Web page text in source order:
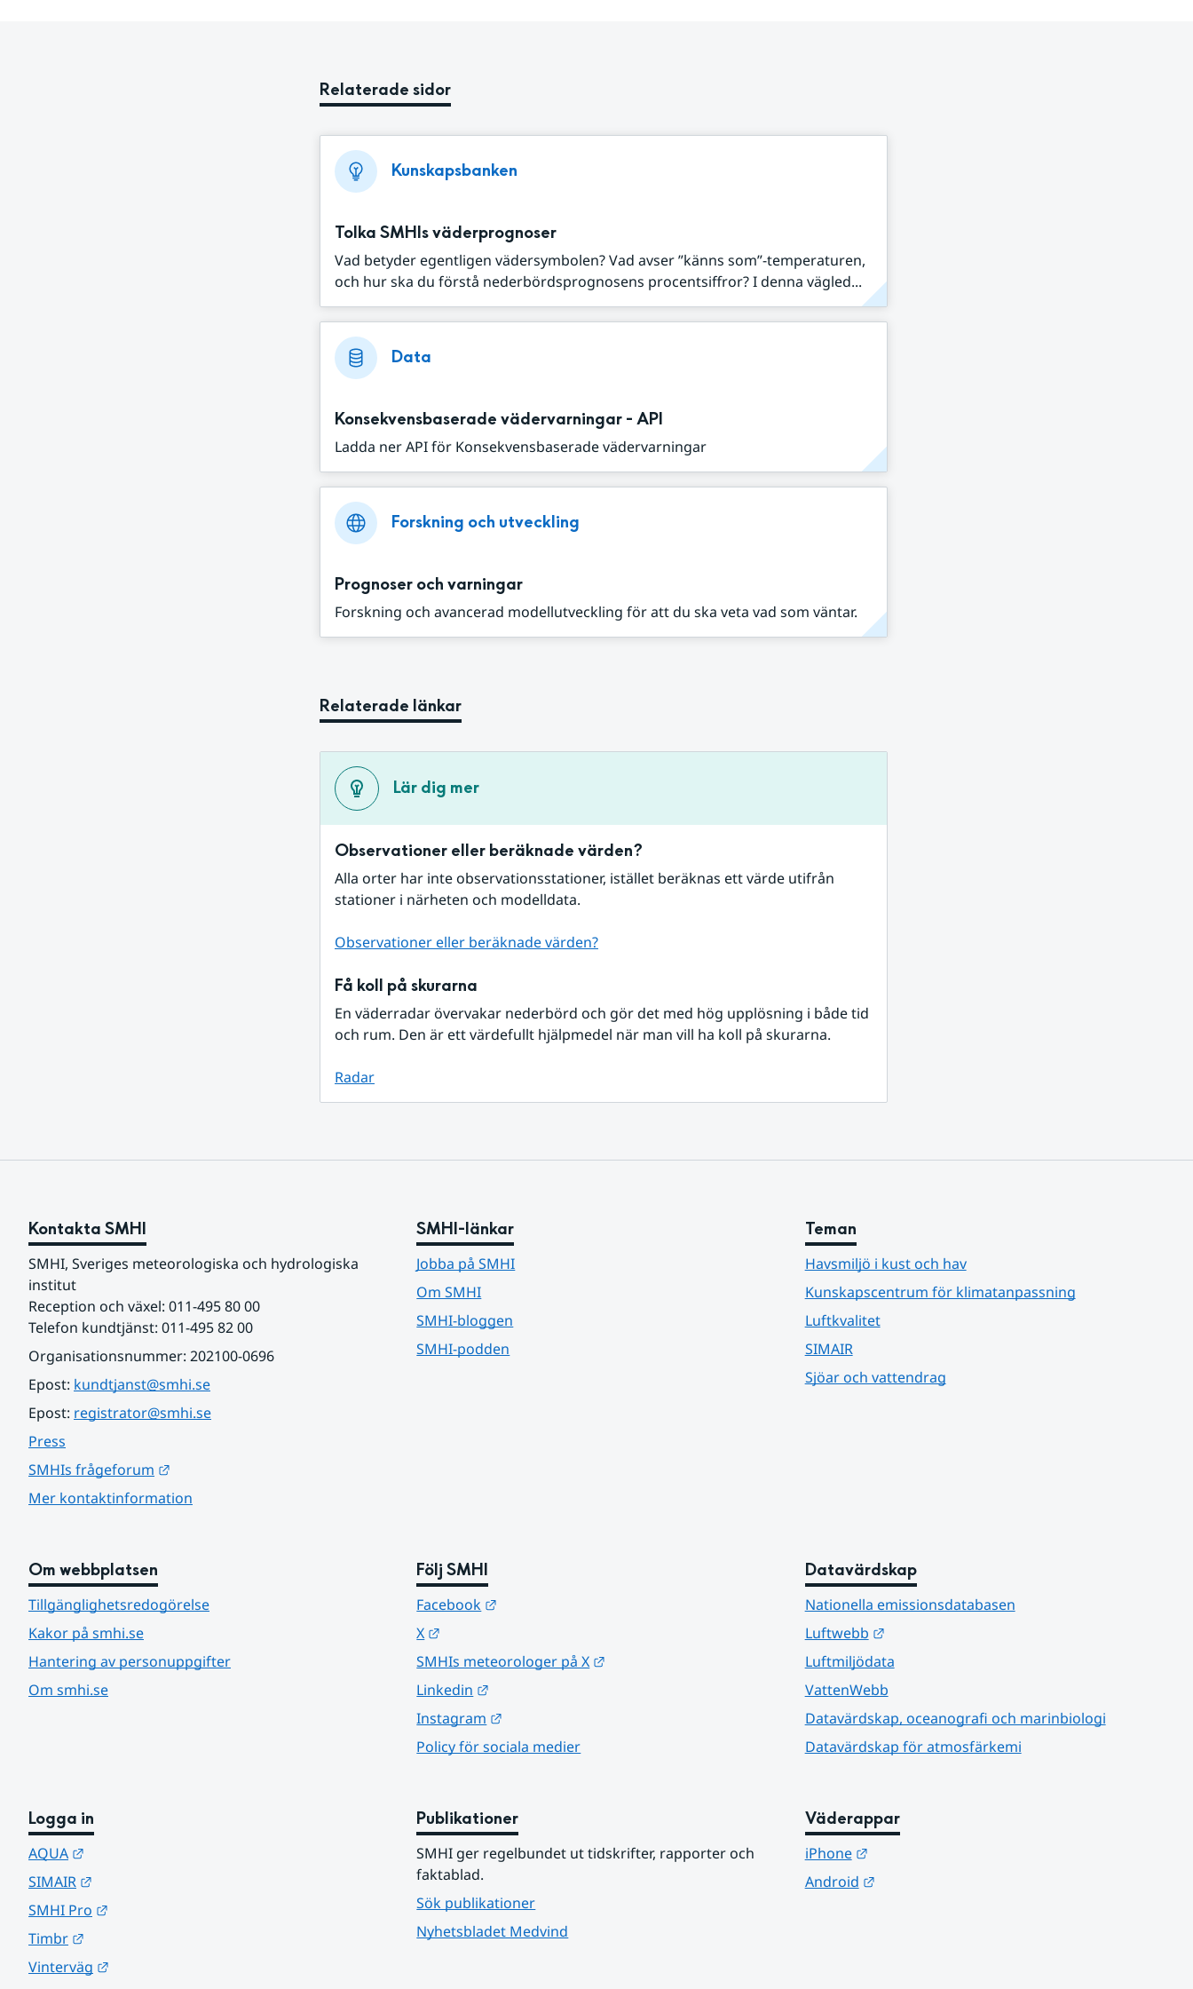
Relaterade sidor
Kunskapsbanken
Tolka SMHIs väderprognoser
Vad betyder egentligen vädersymbolen? Vad avser ”känns som”-temperaturen,
och hur ska du förstå nederbördsprognosens procentsiffror? I denna vägled...
Data
Konsekvensbaserade vädervarningar - API
Ladda ner API för Konsekvensbaserade vädervarningar
Forskning och utveckling
Prognoser och varningar
Forskning och avancerad modellutveckling för att du ska veta vad som väntar.
Relaterade länkar
Lär dig mer
Observationer eller beräknade värden?
Alla orter har inte observationsstationer, istället beräknas ett värde utifrån
stationer i närheten och modelldata.
Observationer eller beräknade värden?
Få koll på skurarna
En väderradar övervakar nederbörd och gör det med hög upplösning i både tid
och rum. Den är ett värdefullt hjälpmedel när man vill ha koll på skurarna.
Radar
Kontakta SMHI
SMHI, Sveriges meteorologiska och hydrologiska
institut
Reception och växel: 011-495 80 00
Telefon kundtjänst: 011-495 82 00
Organisationsnummer: 202100-0696
Epost: kundtjanst@smhi.se
Epost: registrator@smhi.se
Press
SMHIs frågeforum
Mer kontaktinformation
SMHI-länkar
Jobba på SMHI
Om SMHI
SMHI-bloggen
SMHI-podden
Teman
Havsmiljö i kust och hav
Kunskapscentrum för klimatanpassning
Luftkvalitet
SIMAIR
Sjöar och vattendrag
Om webbplatsen
Tillgänglighetsredogörelse
Kakor på smhi.se
Hantering av personuppgifter
Om smhi.se
Följ SMHI
Facebook
X
SMHIs meteorologer på X
Linkedin
Instagram
Policy för sociala medier
Datavärdskap
Nationella emissionsdatabasen
Luftwebb
Länk till annan webbplats.
Luftmiljödata
VattenWebb
Datavärdskap, oceanografi och marinbiologi
Datavärdskap för atmosfärkemi
Logga in
AQUA
SIMAIR
SMHI Pro
Timbr
Vinterväg
Publikationer
SMHI ger regelbundet ut tidskrifter, rapporter och
faktablad.
Sök publikationer
Nyhetsbladet Medvind
Väderappar
iPhone
Länk till annan webbplats.
Android
Länk till annan webbplats.